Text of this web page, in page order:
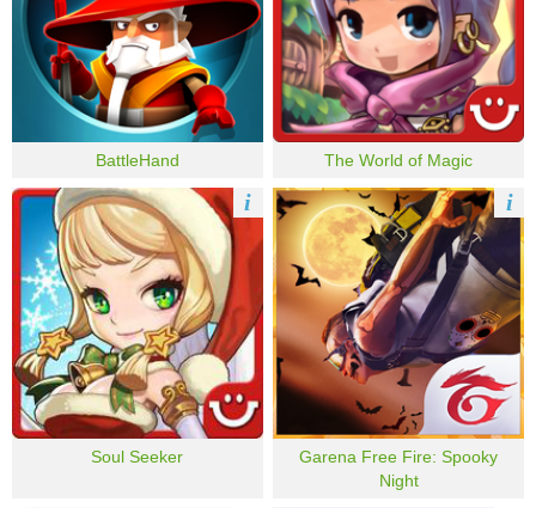
BattleHand The World of Magic
Soul Seeker
i
Garena Free Fire: Spooky
Night
i